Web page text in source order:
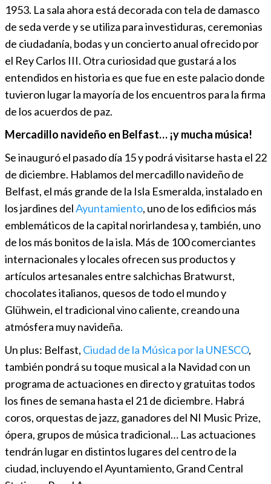
1953. La sala ahora está decorada con tela de damasco
de seda verde y se utiliza para investiduras, ceremonias
de ciudadanía, bodas y un concierto anual ofrecido por
el Rey Carlos III. Otra curiosidad que gustará a los
entendidos en historia es que fue en este palacio donde
tuvieron lugar la mayoría de los encuentros para la firma
de los acuerdos de paz.
Mercadillo navideño en Belfast… ¡y mucha música!
Se inauguró el pasado día 15 y podrá visitarse hasta el 22
de diciembre. Hablamos del mercadillo navideño de
Belfast, el más grande de la Isla Esmeralda, instalado en
los jardines delAyuntamiento, uno de los edificios más
emblemáticos de la capital norirlandesa y, también, uno
de los más bonitos de la isla. Más de 100 comerciantes
internacionales y locales ofrecen sus productos y
artículos artesanales entre salchichas Bratwurst,
chocolates italianos, quesos de todo el mundo y
Glühwein, el tradicional vino caliente, creando una
atmósfera muy navideña.
Un plus: Belfast, Ciudad de la Música por la UNESCO,
también pondrá su toque musical a la Navidad con un
programa de actuaciones en directo y gratuitas todos
los fines de semana hasta el 21 de diciembre. Habrá
coros, orquestas de jazz, ganadores del NI Music Prize,
ópera, grupos de música tradicional… Las actuaciones
tendrán lugar en distintos lugares del centro de la
ciudad, incluyendo el Ayuntamiento, Grand Central